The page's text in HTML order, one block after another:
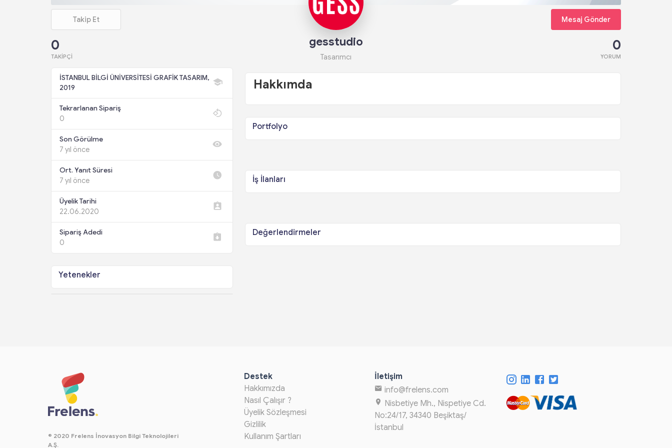
Takip Et Mesaj Gönder
0
TAKIPÇI
gesstudio
Tasarımcı
0
YORUM
İSTANBUL BİLGİ ÜNİVERSİTESİ GRAFİK TASARIM,
2019
Tekrarlanan Sipariş
0
Son Görülme
7 yıl önce
Ort. Yanıt Süresi
7 yıl önce
Üyelik Tarihi
22.06.2020
Sipariş Adedi
0
Yetenekler
Hakkımda
Portfolyo
İş İlanları
Değerlendirmeler
© 2020 Frelens İnovasyon Bilgi Teknolojileri
A.Ş.
Destek
Hakkımızda
Nasıl Çalışır ?
Üyelik Sözleşmesi
Gizlilik
Kullanım Şartları
İletişim
info@frelens.com
Nisbetiye Mh., Nispetiye Cd.
No:24/17, 34340 Beşiktaş/
İstanbul